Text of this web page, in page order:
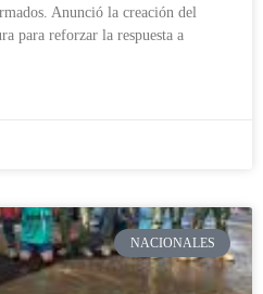
Anunció la creación del
para reforzar la respuesta a
NACIONALES